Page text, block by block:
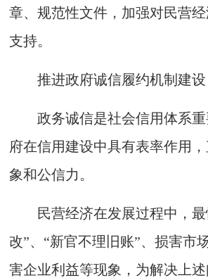
章、规范性文件，加强对民营
支持。
推进政府诚信履约机制建设
政务诚信是社会信用体系
府在信用建设中具有表率作用
象和公信力。
民营经济在发展过程中，
改”、“新官不理旧账”、损害市
害企业利益等现象，为解决上